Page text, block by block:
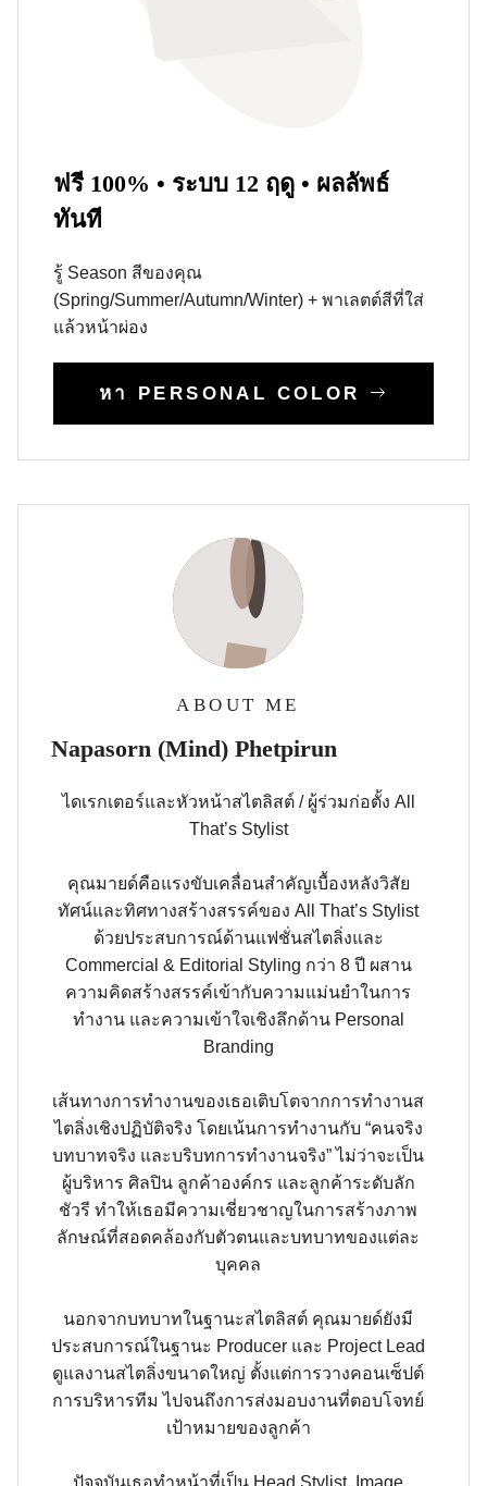
ฟรี 100% • ระบบ 12 ฤดู • ผลลัพธ์
ทันที
รู้ Season สีของคุณ
(Spring/Summer/Autumn/Winter) + พาเลตต์สีที่ใส่
แล้วหน้าผ่อง
หา PERSONAL COLOR
ABOUT ME
Napasorn (Mind) Phetpirun
ไดเรกเตอร์และหัวหน้าสไตลิสต์ / ผู้ร่วมก่อตั้ง All
That’s Stylist
คุณมายด์คือแรงขับเคลื่อนสำคัญเบื้องหลังวิสัย
ทัศน์และทิศทางสร้างสรรค์ของ All That’s Stylist
ด้วยประสบการณ์ด้านแฟชั่นสไตลิ่งและ
Commercial & Editorial Styling กว่า 8 ปี ผสาน
ความคิดสร้างสรรค์เข้ากับความแม่นยำในการ
ทำงาน และความเข้าใจเชิงลึกด้าน Personal
Branding
เส้นทางการทำงานของเธอเติบโตจากการทำงานส
ไตลิ่งเชิงปฏิบัติจริง โดยเน้นการทำงานกับ “คนจริง
บทบาทจริง และบริบทการทำงานจริง” ไม่ว่าจะเป็น
ผู้บริหาร ศิลปิน ลูกค้าองค์กร และลูกค้าระดับลัก
ชัวรี ทำให้เธอมีความเชี่ยวชาญในการสร้างภาพ
ลักษณ์ที่สอดคล้องกับตัวตนและบทบาทของแต่ละ
บุคคล
นอกจากบทบาทในฐานะสไตลิสต์ คุณมายด์ยังมี
ประสบการณ์ในฐานะ Producer และ Project Lead
ดูแลงานสไตลิ่งขนาดใหญ่ ตั้งแต่การวางคอนเซ็ปต์
การบริหารทีม ไปจนถึงการส่งมอบงานที่ตอบโจทย์
เป้าหมายของลูกค้า
ปัจจุบันเธอทำหน้าที่เป็น Head Stylist, Image